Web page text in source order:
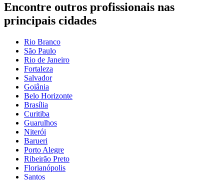
Encontre outros profissionais nas
principais cidades
Rio Branco
São Paulo
Rio de Janeiro
Fortaleza
Salvador
Goiânia
Belo Horizonte
Brasília
Curitiba
Guarulhos
Niterói
Barueri
Porto Alegre
Ribeirão Preto
Florianópolis
Santos